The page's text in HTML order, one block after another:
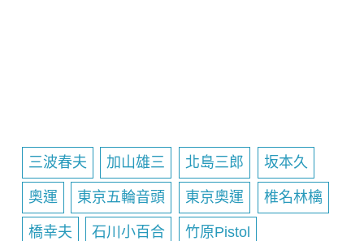
三波春夫 加山雄三 北島三郎 坂本久
奧運 東京五輪音頭 東京奧運 椎名林檎
橋幸夫 石川小百合 竹原Pistol